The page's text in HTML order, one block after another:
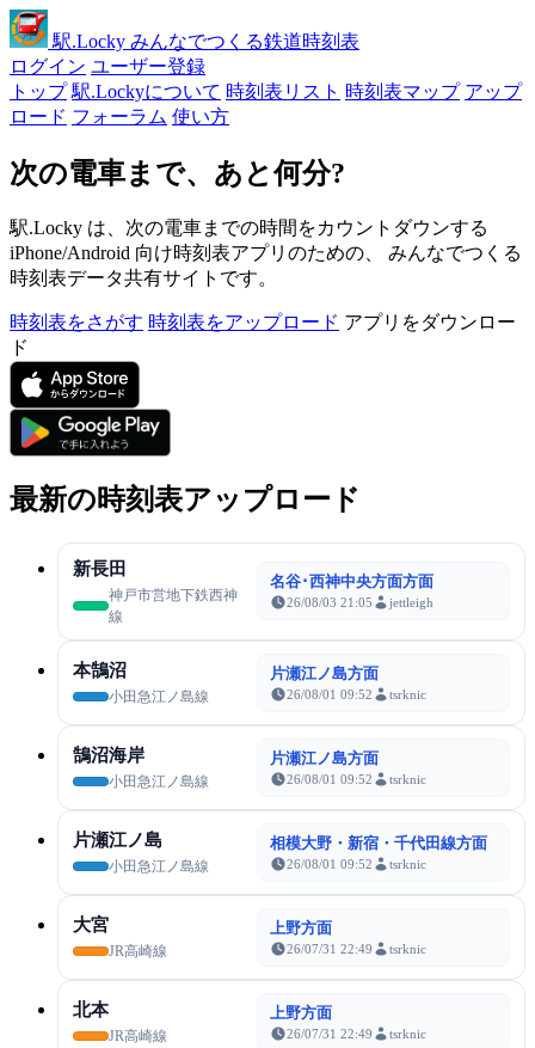
駅.Locky みんなでつくる鉄道時刻表
ログイン ユーザー登録
トップ 駅.Lockyについて 時刻表リスト 時刻表マップ アップ
ロード フォーラム 使い方
次の電車まで、あと何分?
駅.Locky は、次の電車までの時間をカウントダウンする
iPhone/Android 向け時刻表アプリのための、 みんなでつくる
時刻表データ共有サイトです。
時刻表をさがす 時刻表をアップロード アプリをダウンロー
ド
最新の時刻表アップロード
新長田
神戸市営地下鉄西神
線
名谷･西神中央方面方面
26/08/03 21:05 jettleigh
本鵠沼
小田急江ノ島線
片瀬江ノ島方面
26/08/01 09:52 tsrknic
鵠沼海岸
小田急江ノ島線
片瀬江ノ島方面
26/08/01 09:52 tsrknic
片瀬江ノ島
小田急江ノ島線
相模大野・新宿・千代田線方面
26/08/01 09:52 tsrknic
大宮
JR高崎線
上野方面
26/07/31 22:49 tsrknic
北本
JR高崎線
上野方面
26/07/31 22:49 tsrknic